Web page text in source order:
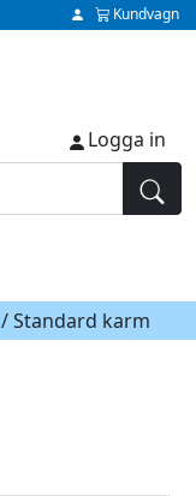
Kundvagn
Logga in
/ Standard karm